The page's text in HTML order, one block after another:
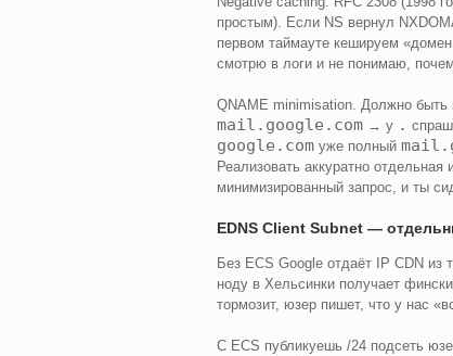
простым). Если NS вернул
первом таймауте кешируем
смотрю в логи и не понимаю,
QNAME minimisation. Должно
mail.google.com→ у .
google.comуже полный
Реализовать аккуратно
минимизированный запрос, и ты
EDNS Client Subnet —
Без ECS Google отдаёт IP CDN из
ноду в Хельсинки получает
тормозит, юзер пишет, что у нас
С ECS публикуешь /24 подсеть